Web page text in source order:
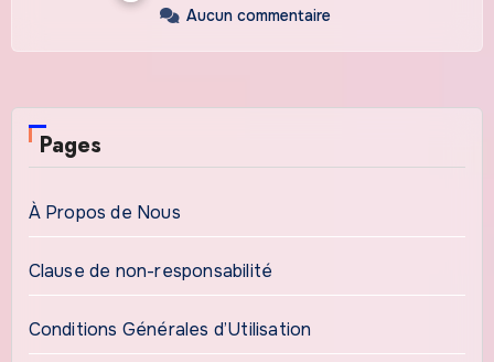
Aucun commentaire
Pages
À Propos de Nous
Clause de non-responsabilité
Conditions Générales d’Utilisation